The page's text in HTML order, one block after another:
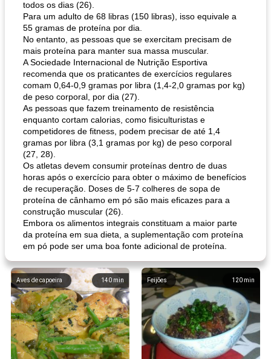
todos os dias (26).
Para um adulto de 68 libras (150 libras), isso equivale a
55 gramas de proteína por dia.
No entanto, as pessoas que se exercitam precisam de
mais proteína para manter sua massa muscular.
A Sociedade Internacional de Nutrição Esportiva
recomenda que os praticantes de exercícios regulares
comam 0,64-0,9 gramas por libra (1,4-2,0 gramas por kg)
de peso corporal, por dia (27).
As pessoas que fazem treinamento de resistência
enquanto cortam calorias, como fisiculturistas e
competidores de fitness, podem precisar de até 1,4
gramas por libra (3,1 gramas por kg) de peso corporal
(27, 28).
Os atletas devem consumir proteínas dentro de duas
horas após o exercício para obter o máximo de benefícios
de recuperação. Doses de 5-7 colheres de sopa de
proteína de cânhamo em pó são mais eficazes para a
construção muscular (26).
Embora os alimentos integrais constituam a maior parte
da proteína em sua dieta, a suplementação com proteína
em pó pode ser uma boa fonte adicional de proteína.
140 min
Aves de capoeira 120 min
Feijões